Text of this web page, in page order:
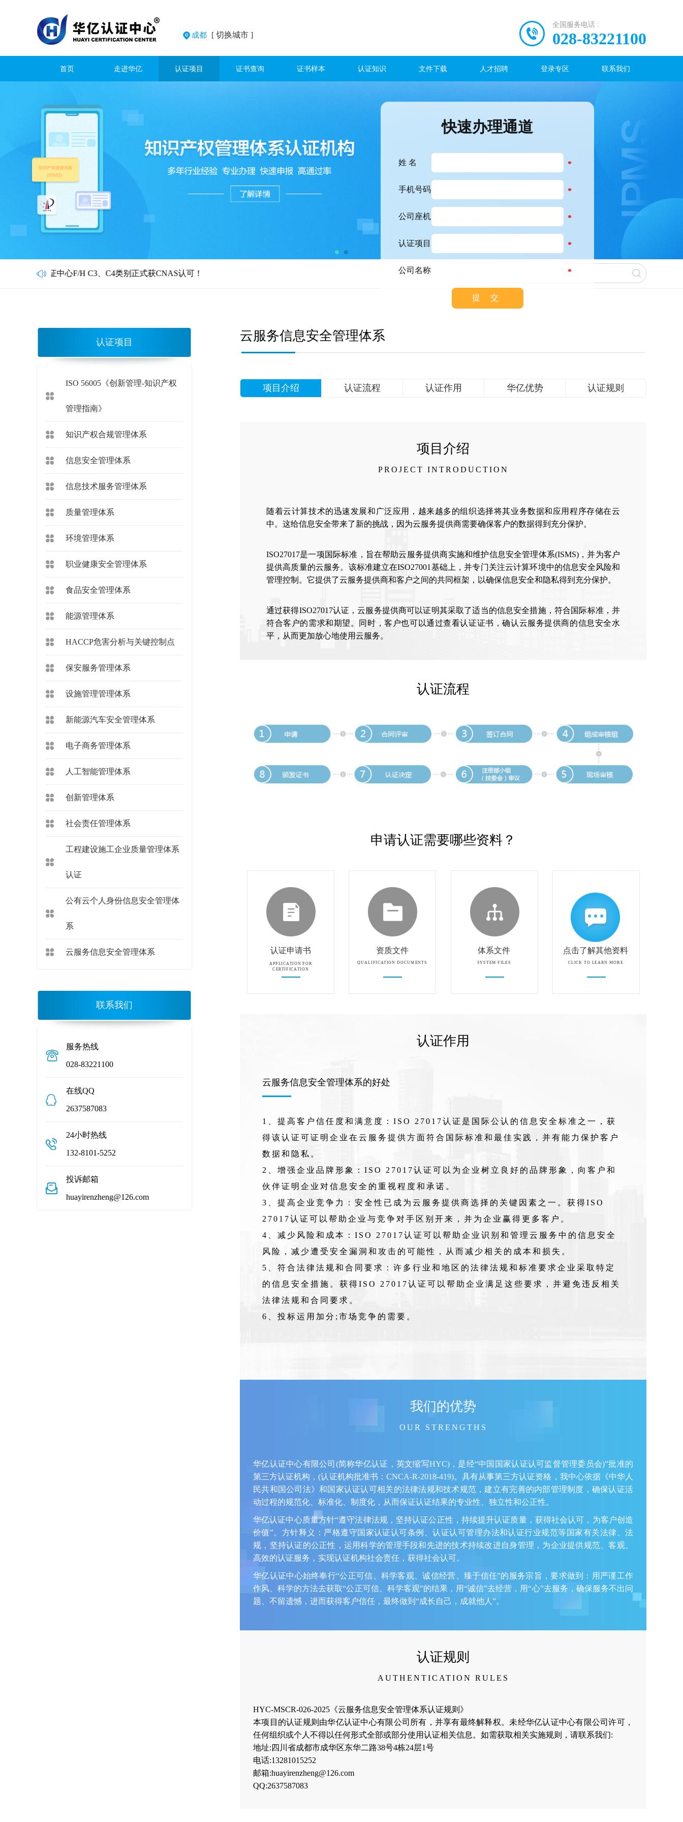
快速办理通道
姓 名 *
手机号码 *
公司座机 *
认证项目 *
公司名称 *
成都 [ 切换城市 ]
全国服务电话 :
028-83221100
首页 走进华亿 认证项目 证书查询 证书样本 认证知识 文件下载 人才招聘 登录专区 联系我们
证中心F/H C3、C4类别正式获CNAS认可！
认证项目
ISO 56005《创新管理-知识产权
管理指南》
知识产权合规管理体系
信息安全管理体系
信息技术服务管理体系
质量管理体系
环境管理体系
职业健康安全管理体系
食品安全管理体系
能源管理体系
HACCP危害分析与关键控制点
保安服务管理体系
设施管理管理体系
新能源汽车安全管理体系
电子商务管理体系
人工智能管理体系
创新管理体系
社会责任管理体系
工程建设施工企业质量管理体系
认证
公有云个人身份信息安全管理体
系
云服务信息安全管理体系
联系我们
服务热线
028-83221100
在线QQ
2637587083
24小时热线
132-8101-5252
投诉邮箱
huayirenzheng@126.com
云服务信息安全管理体系
项目介绍 认证流程 认证作用 华亿优势 认证规则
项目介绍
PROJECT INTRODUCTION
随着云计算技术的迅速发展和广泛应用，越来越多的组织选择将其业务数据和应用程序存储在云
中。这给信息安全带来了新的挑战，因为云服务提供商需要确保客户的数据得到充分保护。
ISO27017是一项国际标准，旨在帮助云服务提供商实施和维护信息安全管理体系(ISMS)，并为客户
提供高质量的云服务。该标准建立在ISO27001基础上，并专门关注云计算环境中的信息安全风险和
管理控制。它提供了云服务提供商和客户之间的共同框架，以确保信息安全和隐私得到充分保护。
通过获得ISO27017认证，云服务提供商可以证明其采取了适当的信息安全措施，符合国际标准，并
符合客户的需求和期望。同时，客户也可以通过查看认证证书，确认云服务提供商的信息安全水
平，从而更加放心地使用云服务。
认证流程
申请认证需要哪些资料？
认证申请书
APPLICATION FOR
CERTIFICATION
资质文件
QUALIFICATION DOCUMENTS
体系文件
SYSTEM FILES
点击了解其他资料
CLICK TO LEARN MORE
认证作用
云服务信息安全管理体系的好处
1、提高客户信任度和满意度：ISO 27017认证是国际公认的信息安全标准之一，获
得该认证可证明企业在云服务提供方面符合国际标准和最佳实践，并有能力保护客户
数据和隐私。
2、增强企业品牌形象：ISO 27017认证可以为企业树立良好的品牌形象，向客户和
伙伴证明企业对信息安全的重视程度和承诺。
3、提高企业竞争力：安全性已成为云服务提供商选择的关键因素之一。获得ISO
27017认证可以帮助企业与竞争对手区别开来，并为企业赢得更多客户。
4、减少风险和成本：ISO 27017认证可以帮助企业识别和管理云服务中的信息安全
风险，减少遭受安全漏洞和攻击的可能性，从而减少相关的成本和损失。
5、符合法律法规和合同要求：许多行业和地区的法律法规和标准要求企业采取特定
的信息安全措施。获得ISO 27017认证可以帮助企业满足这些要求，并避免违反相关
法律法规和合同要求。
6、投标运用加分;市场竞争的需要。
我们的优势
OUR STRENGTHS
华亿认证中心有限公司(简称华亿认证，英文缩写HYC)，是经“中国国家认证认可监督管理委员会)”批准的
第三方认证机构，(认证机构批准书：CNCA-R-2018-419)。具有从事第三方认证资格，我中心依据《中华人
民共和国公司法》和国家认证认可相关的法律法规和技术规范，建立有完善的内部管理制度，确保认证活
动过程的规范化、标准化、制度化，从而保证认证结果的专业性、独立性和公正性。
华亿认证中心质量方针“遵守法律法规，坚持认证公正性，持续提升认证质量，获得社会认可，为客户创造
价值”。方针释义：严格遵守国家认证认可条例、认证认可管理办法和认证行业规范等国家有关法律、法
规，坚持认证的公正性，运用科学的管理手段和先进的技术持续改进自身管理，为企业提供规范、客观、
高效的认证服务，实现认证机构社会责任，获得社会认可。
华亿认证中心始终奉行“公正可信、科学客观、诚信经营、臻于信任”的服务宗旨，要求做到：用严谨工作
作风、科学的方法去获取“公正可信、科学客观”的结果，用“诚信”去经营，用“心”去服务，确保服务不出问
题、不留遗憾，进而获得客户信任，最终做到“成长自己，成就他人”。
认证规则
AUTHENTICATION RULES
HYC-MSCR-026-2025《云服务信息安全管理体系认证规则》
本项目的认证规则由华亿认证中心有限公司所有，并享有最终解释权。未经华亿认证中心有限公司许可，
任何组织或个人不得以任何形式全部或部分使用认证相关信息。如需获取相关实施规则，请联系我们:
地址:四川省成都市成华区东华二路38号4栋24层1号
电话:13281015252
邮箱:huayirenzheng@126.com
QQ:2637587083